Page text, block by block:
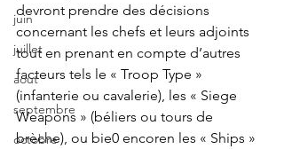
juin
juillet
aout
septembre
octobre
devront prendre des décisions
concernant les chefs et leurs adjoints
tout en prenant en compte d’autres
facteurs tels le « Troop Type »
(infanterie ou cavalerie), les « Siege
Weapons » (béliers ou tours de
brèche), ou bie0 encoren les « Ships »